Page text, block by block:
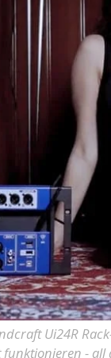
Ui24R
-